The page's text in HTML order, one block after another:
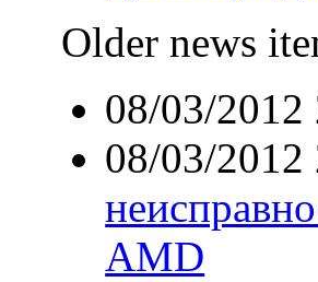
Older news
08/03/2012
08/03/2012
AMD